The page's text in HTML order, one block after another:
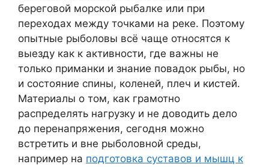
береговой морской рыбалке или при
переходах между точками на реке. Поэтому
опытные рыболовы всё чаще относятся к
выезду как к активности, где важны не
только приманки и знание повадок рыбы, но
и состояние спины, коленей, плеч и кистей.
Материалы о том, как грамотно
распределять нагрузку и не доводить дело
до перенапряжения, сегодня можно
встретить и вне рыболовной среды,
например на подготовка суставов и мышц к